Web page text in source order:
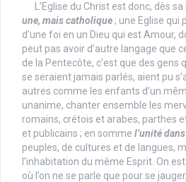
L’Eglise du Christ est donc, dès sa
une, mais catholique ; une Eglise qui
d’une foi en un Dieu qui est Amour,
peut pas avoir d’autre langage que
de la Pentecôte, c’est que des gens
se seraient jamais parlés, aient pu
autres comme les enfants d’un
unanime, chanter ensemble les
romains, crétois et arabes, parthes
et publicains ; en somme l’unité
peuples, de cultures et de langues,
l’inhabitation du même Esprit. On
où l’on ne se parle que pour se